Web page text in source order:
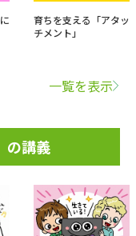
育ちを支える「アタッ
チメント」
一覧を表示
の講義